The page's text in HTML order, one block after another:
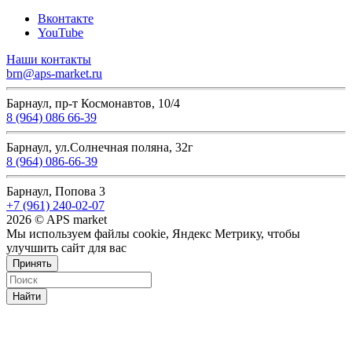
Вконтакте
YouTube
Наши контакты
brn@aps-market.ru
Барнаул, пр-т Космонавтов, 10/4
8 (964) 086 66-39
Барнаул, ул.Солнечная поляна, 32г
8 (964) 086-66-39
Барнаул, Попова 3
+7 (961) 240-02-07
2026 © APS market
Мы используем файлы cookie, Яндекс Метрику, чтобы
улучшить сайт для вас
Принять
Найти